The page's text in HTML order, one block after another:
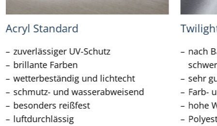
Acryl Standard
zuverlässiger UV-Schutz
brillante Farben
wetterbeständig und lichtecht
schmutz- und wasserabweisend
besonders reißfest
luftdurchlässig
nach
sehr
Farb-
hohe